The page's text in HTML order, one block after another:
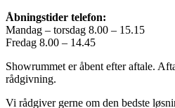
Åbningstider telefon:
Mandag – torsdag 8.00 – 15.15
Fredag 8.00 – 14.45
Showrummet er åbent efter aftale.
rådgivning.
Vi rådgiver gerne om den bedste